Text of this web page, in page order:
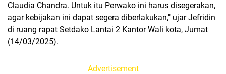
Claudia Chandra. Untuk itu Perwako ini harus disegerakan,
agar kebijakan ini dapat segera diberlakukan," ujar Jefridin
di ruang rapat Setdako Lantai 2 Kantor Wali kota, Jumat
(14/03/2025).
Advertisement